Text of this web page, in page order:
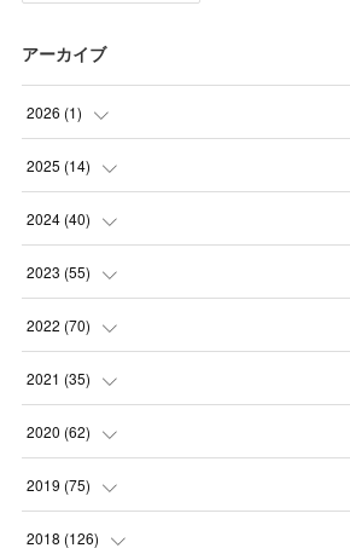
アーカイブ
2026 (1)
(1
2025 (14)
(10 )
(1
(1
(2
2024 (40)
(1
(1
(3
(2
2023 (55)
(2
(4
(3
(3
2022 (70)
(7
(11 )
(8
(1)
2021 (35)
(5
(7
(5)
2020 (62)
(6
(9)
2019 (75)
(1)
2018 (126)